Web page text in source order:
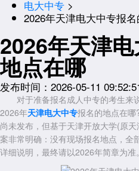
电大中专 >
2026年天津电大中专报
2026年天津
地点在哪
发布时间：2026-05-11
对于准备报名成人中专的考生来说
2026年天津电大中专报名的地点在
尚未发布，但基于天津开放大学(原
案非常明确：没有现场报名地点，全
详细说明，最终请以2026年简章为准。